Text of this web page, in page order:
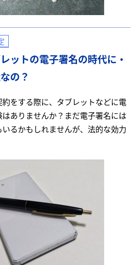
ットの電子署名の時代に・
の？
をする際に、タブレットなどに電
ありませんか？まだ電子署名には
るかもしれませんが、法的な効力